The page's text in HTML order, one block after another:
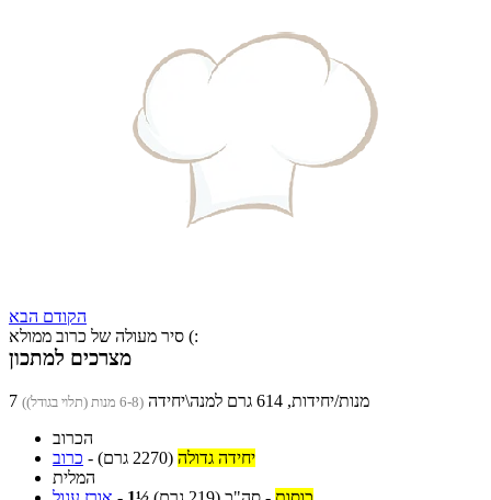
הקודם הבא
סיר מעולה של כרוב ממולא (:
מצרכים למתכון
7 מנות/יחידות, 614 גרם למנה\יחידה (6-8 מנות (תלוי בגודל))
הכרוב
כרוב - יחידה גדולה (2270 גרם)
המלית